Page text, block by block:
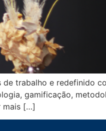
trabalho e redefinido
gamificação,
mais […]